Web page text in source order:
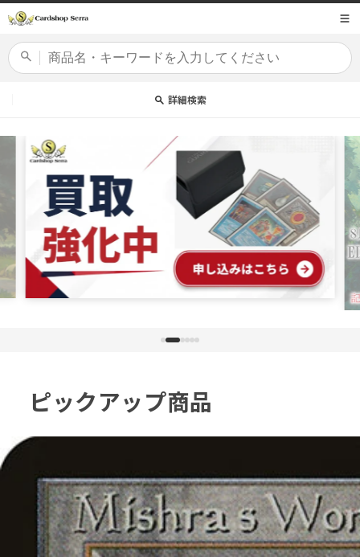
ンツに
詳細検索
商品コード
カードセット
ピックアップ商品